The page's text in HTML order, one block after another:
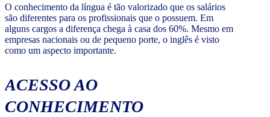
O conhecimento da língua é tão valorizado que os salários
são diferentes para os profissionais que o possuem. Em
alguns cargos a diferença chega à casa dos 60%. Mesmo em
empresas nacionais ou de pequeno porte, o inglês é visto
como um aspecto importante.
ACESSO AO
CONHECIMENTO